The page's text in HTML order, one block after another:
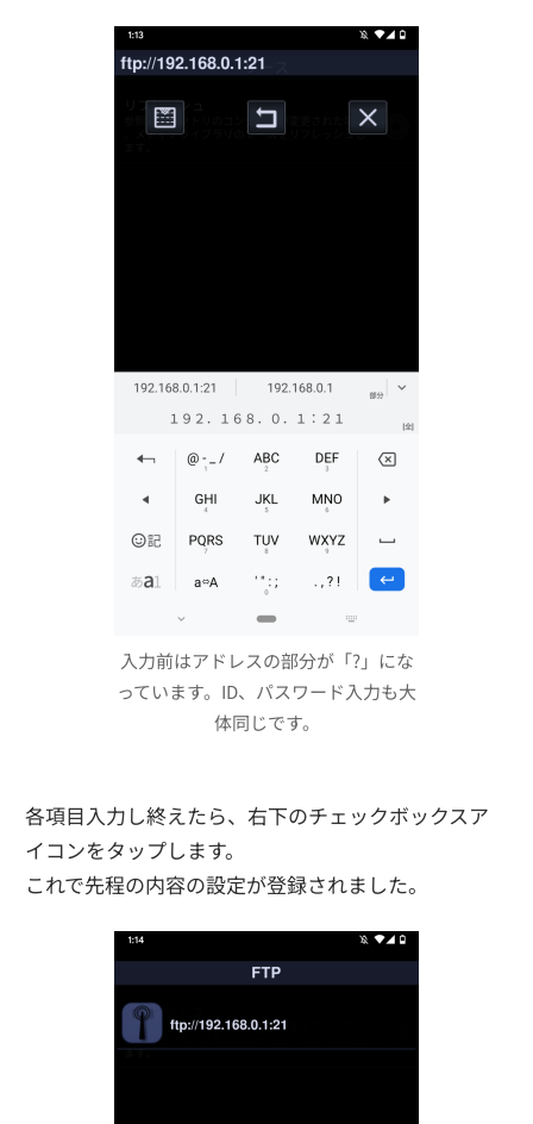
入力前はアドレスの部分が「?」にな
っています。ID、パスワード入力も大
体同じです。
各項目入力し終えたら、右下のチェックボックスア
イコンをタップします。
これで先程の内容の設定が登録されました。